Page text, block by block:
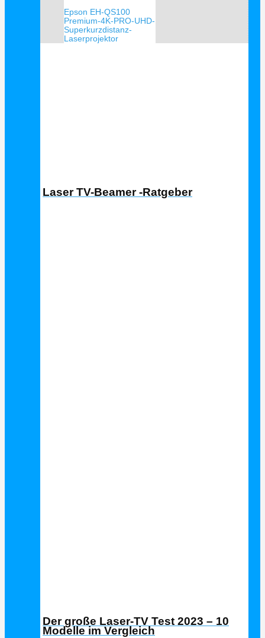
Epson EH-QS100
Premium-4K-PRO-UHD-
Superkurzdistanz-
Laserprojektor
Laser TV-Beamer -Ratgeber
Der große Laser-TV Test 2023 – 10
Modelle im Vergleich